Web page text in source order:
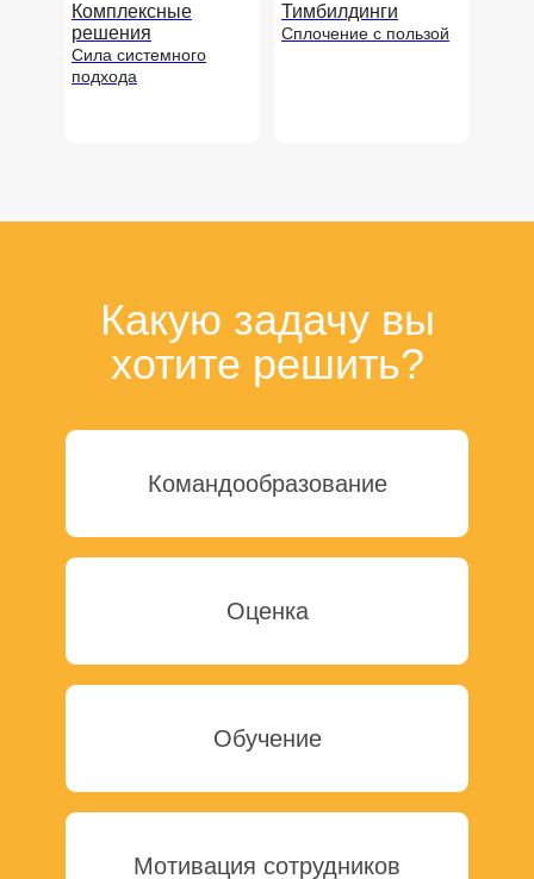
Комплексные
решения
Сила системного
подхода
Тимбилдинги
Сплочение с пользой
Какую задачу вы
хотите решить?
Командообразование
Оценка
Обучение
Мотивация сотрудников